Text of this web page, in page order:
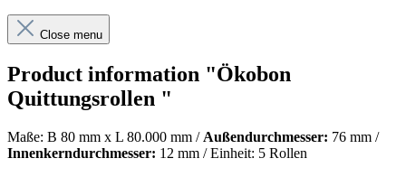
Close menu
Product information "Ökobon
Quittungsrollen "
Maße: B 80 mm x L 80.000 mm / Außendurchmesser: 76 mm /
Innenkerndurchmesser: 12 mm / Einheit: 5 Rollen